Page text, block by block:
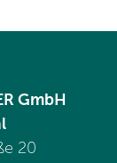
GmbH
20